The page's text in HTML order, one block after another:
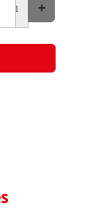
un +